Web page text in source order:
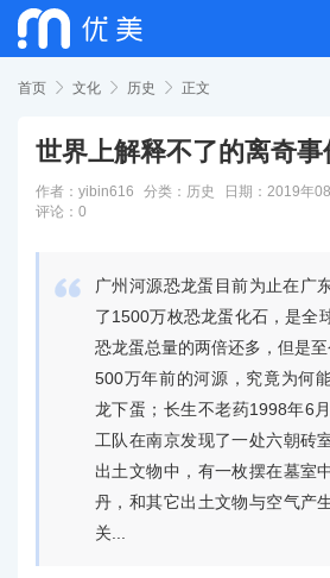
首页  文化  历史  正文
世界上解释不了的离奇事
作者：yibin616 分类： 历史 日期：2019年
评论：0

广州河源恐龙蛋目前为止在广
了1500万枚恐龙蛋化石，是全
恐龙蛋总量的两倍还多，但是
500万年前的河源，究竟为何
龙下蛋；长生不老药1998年6
工队在南京发现了一处六朝砖
出土文物中，有一枚摆在墓室
丹，和其它出土文物与空气产
关...